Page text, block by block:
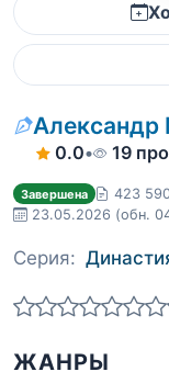
Александр
0.0• 19
Завершена
423
23.05.2026 (обн.
Серия:
ЖАНРЫ